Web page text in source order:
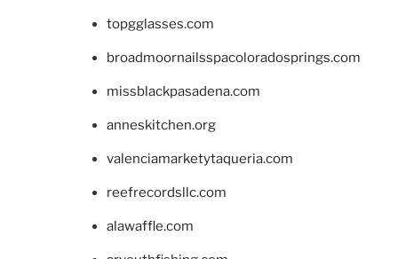
topgglasses.com
broadmoornailsspacoloradosprings.com
missblackpasadena.com
anneskitchen.org
valenciamarketytaqueria.com
reefrecordsllc.com
alawaffle.com